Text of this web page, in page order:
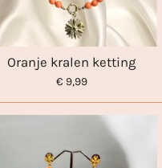
Oranje kralen ketting
€ 9,99